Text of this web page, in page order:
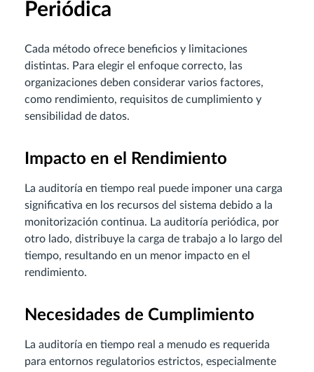
Periódica
Cada método ofrece beneficios y limitaciones
distintas. Para elegir el enfoque correcto, las
organizaciones deben considerar varios factores,
como rendimiento, requisitos de cumplimiento y
sensibilidad de datos.
Impacto en el Rendimiento
La auditoría en tiempo real puede imponer una carga
significativa en los recursos del sistema debido a la
monitorización continua. La auditoría periódica, por
otro lado, distribuye la carga de trabajo a lo largo del
tiempo, resultando en un menor impacto en el
rendimiento.
Necesidades de Cumplimiento
La auditoría en tiempo real a menudo es requerida
para entornos regulatorios estrictos, especialmente